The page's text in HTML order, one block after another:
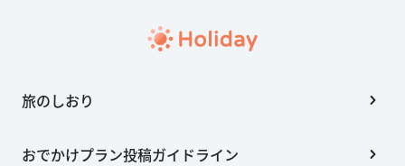
旅のしおり
おでかけプラン投稿ガイドライン